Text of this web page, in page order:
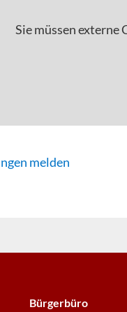
Sie müssen externe
melden
Bürgerbüro